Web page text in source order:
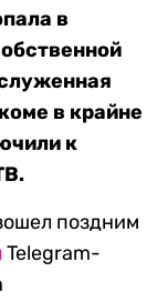
в
в крайне
к
поздним
Telegram-